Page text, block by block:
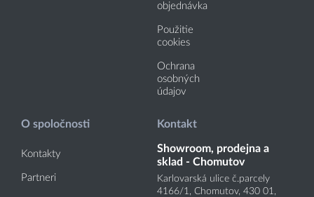
objednávka
Použitie
cookies
Ochrana
osobných
údajov
O spoločnosti
Kontakty
Partneri
Kontakt
Showroom, prodejna a
sklad - Chomutov
Karlovarská ulice č.parcely
4166/1, Chomutov, 430 01,